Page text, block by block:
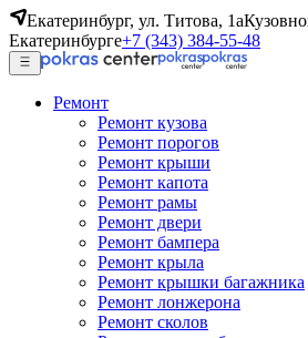
Екатеринбург, ул. Титова, 1а
Екатеринбурге+7 (343) 384-55-48
Ремонт
Ремонт кузова
Ремонт порогов
Ремонт крыши
Ремонт капота
Ремонт рамы
Ремонт двери
Ремонт бампера
Ремонт крыла
Ремонт крышки багажника
Ремонт лонжерона
Ремонт сколов